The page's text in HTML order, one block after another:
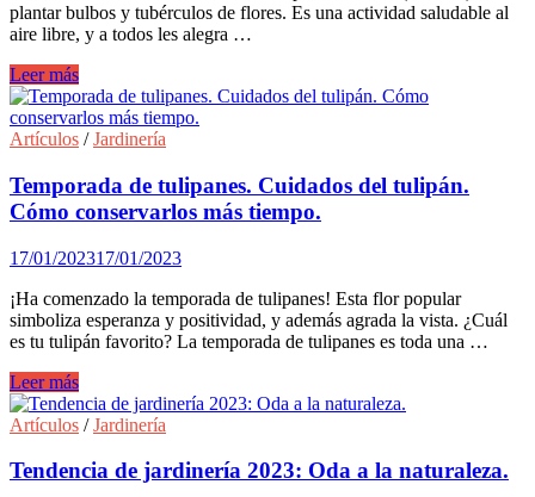
plantar bulbos y tubérculos de flores. Es una actividad saludable al
aire libre, y a todos les alegra …
Cómo
hacer
que
plantar
con
los
niños
toda
una
fiesta
Leer más
Artículos /Jardinería
Temporada de tulipanes. Cuidados del tulipán.
Cómo conservarlos más tiempo.
17/01/202317/01/2023
¡Ha comenzado la temporada de tulipanes! Esta flor popular
simboliza esperanza y positividad, y además agrada la vista. ¿Cuál
es tu tulipán favorito? La temporada de tulipanes es toda una …
Temporada
de
tulipanes.
del
Leer más
Artículos /Jardinería
Tendencia de jardinería 2023: Oda a la naturaleza.